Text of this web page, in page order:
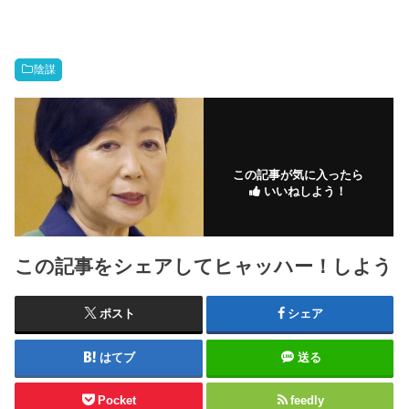
陰謀
この記事が気に入ったら
いいねしよう！
この記事をシェアしてヒャッハー！しよう
ポスト シェア
はてブ 送る
Pocket feedly